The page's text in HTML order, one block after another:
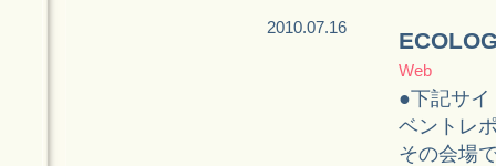
2010.07.16
Web
●下記サ
ベントレ
その会場